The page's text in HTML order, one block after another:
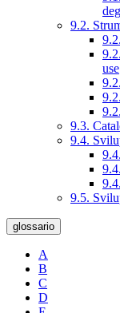
9.2.
use
9.3.
9.4.
9.5.
glossario
A
B
C
D